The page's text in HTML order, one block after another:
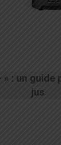
» : un guide
jus